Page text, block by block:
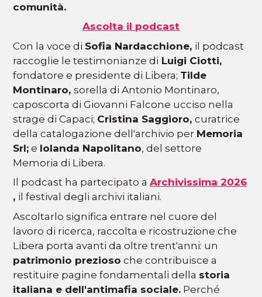
comunità.
Ascolta il podcast
Con la voce di Sofia Nardacchione, il podcast
raccoglie le testimonianze di Luigi Ciotti,
fondatore e presidente di Libera; Tilde
Montinaro,sorella di Antonio Montinaro,
caposcorta di Giovanni Falcone ucciso nella
strage di Capaci; Cristina Saggioro,curatrice
della catalogazione dell'archivio per Memoria
Srl; e Iolanda Napolitano, del settore
Memoria di Libera.
Il podcast ha partecipato aArchivissima 2026
, il festival degli archivi italiani.
Ascoltarlo significa entrare nel cuore del
lavoro di ricerca, raccolta e ricostruzione che
Libera porta avanti da oltre trent'anni: un
patrimonio prezioso che contribuisce a
restituire pagine fondamentali della storia
italiana e dell'antimafia sociale. Perché